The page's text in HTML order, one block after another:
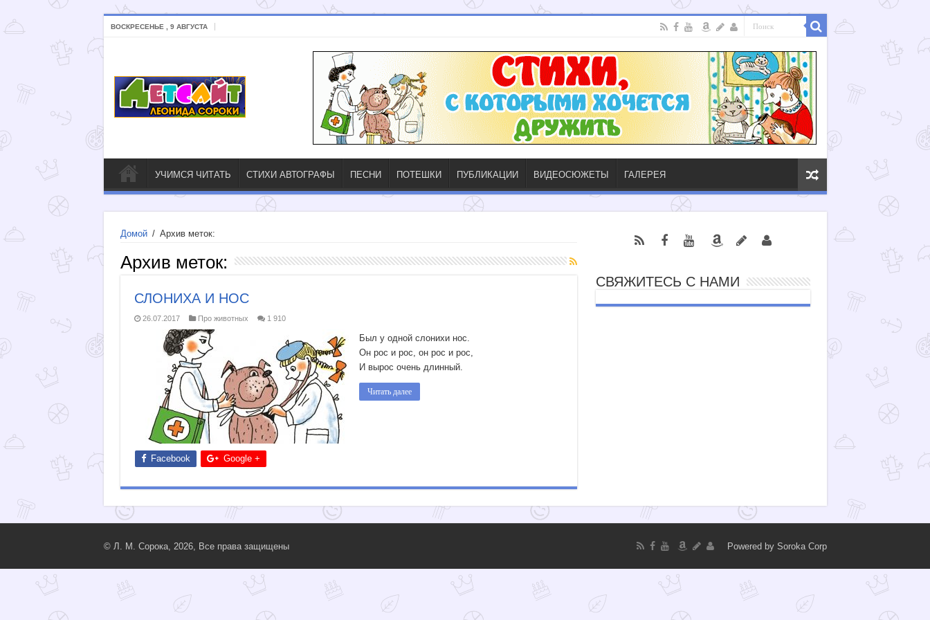
ВОСКРЕСЕНЬЕ , 9 АВГУСТА
УЧИМСЯ ЧИТАТЬ СТИХИ АВТОГРАФЫ ПЕСНИ ПОТЕШКИ ПУБЛИКАЦИИ ВИДЕОСЮЖЕТЫ ГАЛЕРЕЯ
Домой / Архив меток:
Архив меток:
СЛОНИХА И НОС
26.07.2017 Про животных 1 910
Был у одной слонихи нос.
Он рос и рос, он рос и рос,
И вырос очень длинный.
Читать далее
Facebook Google +
СВЯЖИТЕСЬ С НАМИ
Powered by Soroka Corp
© Л. М. Сорока, 2026, Все права защищены